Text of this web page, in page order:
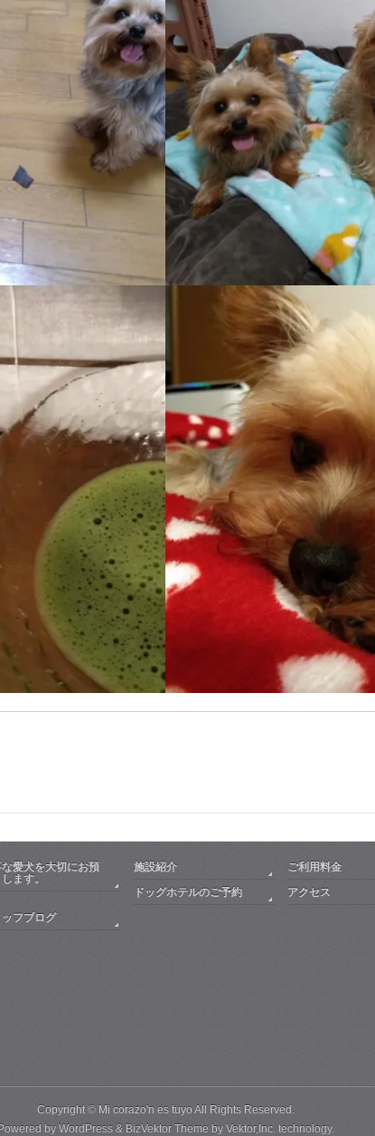
愛犬を大切にお預
ます。
施設紹介 ご利用料金
ドッグホテルのご予約
アクセス
ッフブログ
Copyright © Mi corazo'n es tuyo All Rights Reserved.
Powered by WordPress& BizVektor Theme by Vektor,Inc.technology.